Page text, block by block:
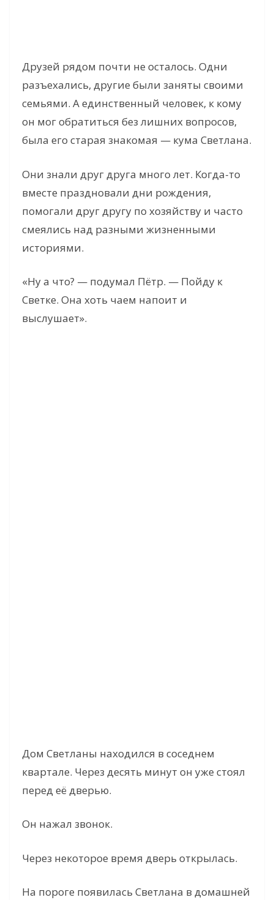
Друзей рядом почти не осталось. Одни
разъехались, другие были заняты своими
семьями. А единственный человек, к кому
он мог обратиться без лишних вопросов,
была его старая знакомая — кума Светлана.
Они знали друг друга много лет. Когда-то
вместе праздновали дни рождения,
помогали друг другу по хозяйству и часто
смеялись над разными жизненными
историями.
«Ну а что? — подумал Пётр. — Пойду к
Светке. Она хоть чаем напоит и
выслушает».
Дом Светланы находился в соседнем
квартале. Через десять минут он уже стоял
перед её дверью.
Он нажал звонок.
Через некоторое время дверь открылась.
На пороге появилась Светлана в домашней